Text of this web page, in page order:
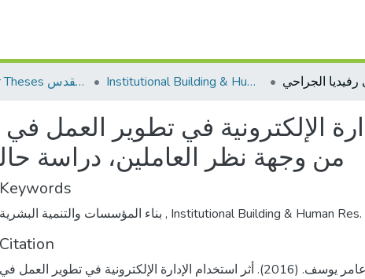
AQU Master Theses الرسائل الجامعية الخاصة بجامعة القدس Institutional Building & Human Res. Dev. بناء مؤسسات وتنمية موارد بشرية
الإلكترونية في تطوير
من وجهة نظر العاملين، دراسة
Keywords
, Institutional Building & Human Res.
Citation
الكاشف، عامر يوسف. (2016). أثر استخدام الإدارة الإلكترونية في تطوير العمل في